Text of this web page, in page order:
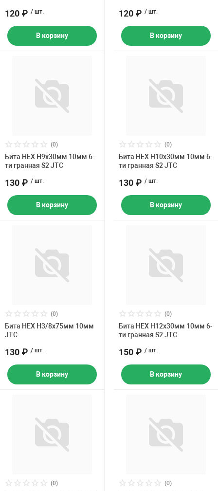
120 ₽ / шт.
В корзину
120 ₽ / шт.
В корзину
(0)
Бита HEX H9х30мм 10мм 6-
ти гранная S2 JTC
130 ₽ / шт.
В корзину
(0)
Бита HEX H10х30мм 10мм 6-
ти гранная S2 JTC
130 ₽ / шт.
В корзину
(0)
Бита HEX H3/8х75мм 10мм
JTC
130 ₽ / шт.
В корзину
(0)
Бита HEX H12х30мм 10мм 6-
ти гранная S2 JTC
150 ₽ / шт.
В корзину
(0) (0)